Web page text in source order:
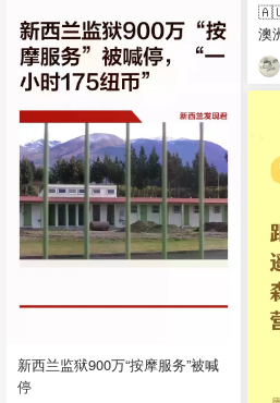
🇦🇺
澳
新西兰监狱900万“按摩服务”被喊
停